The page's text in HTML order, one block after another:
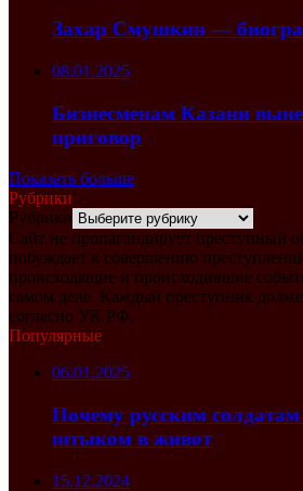
Захар Смушкин —
08.01.2025
Бизнесменам Казани
приговор
Показать больше
Рубрики
Рубрики
Сайт не пропагандирует преступный
побуждает к совершению
происходящие и происходившие
самом деле. Каждый преступник
согласно УК РФ.
Популярные
06.01.2025
Почему русским
штыком в живот
15.12.2024